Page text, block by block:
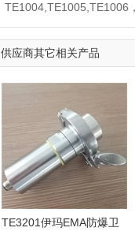
TE1004,TE1005,TE1006 ，
供应商其它相关产品
TE3201伊玛EMA防爆卫